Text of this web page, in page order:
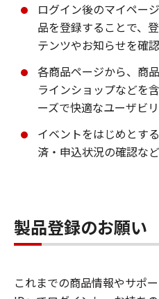
ログイン後のマイペー
品を登録することで、
テンツやお知らせを確
各商品ページから、商
ラインショップなどを
ーズで快適なユーザビ
イベントをはじめとす
済・申込状況の確認な
製品登録のお願い
これまでの商品情報やサポ